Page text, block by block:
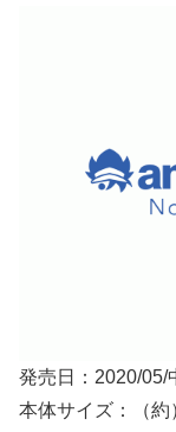
発売日：2020/05/
本体サイズ：（